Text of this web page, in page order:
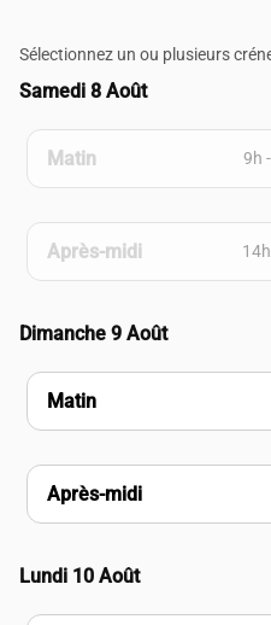
Sélectionnez un ou plusieurs
Samedi 8 Août
Matin 9h
Après-midi
Dimanche 9 Août
Matin
Après-midi
Lundi 10 Août